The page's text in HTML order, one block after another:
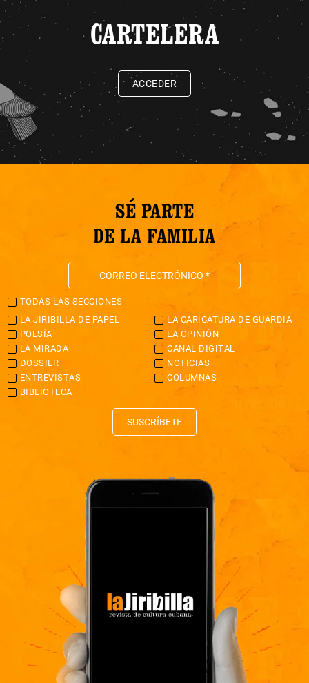
CARTELERA
ACCEDER
SÉ PARTE
DE LA FAMILIA
TODAS LAS SECCIONES
LA JIRIBILLA DE PAPEL
LA CARICATURA DE GUARDIA
POESÍA
LA OPINIÓN
LA MIRADA
CANAL DIGITAL
DOSSIER
NOTICIAS
ENTREVISTAS
COLUMNAS
BIBLIOTECA
SUSCRÍBETE